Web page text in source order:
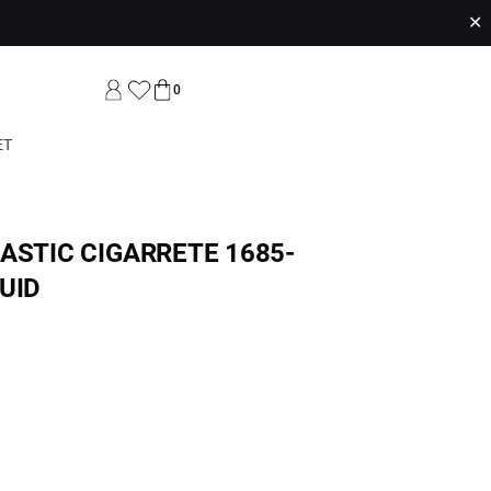
✕
0
CIGARRETE 1685-